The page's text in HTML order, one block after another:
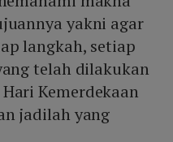
yakni agar
langkah, setiap
telah dilakukan
Kemerdekaan
jadilah yang